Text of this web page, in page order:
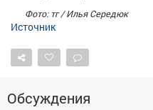
ТВ программа
Фото: тг / Илья Середюк
Источник
Обсуждения